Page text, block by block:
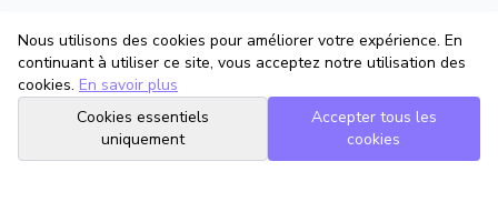
Nous utilisons des cookies pour améliorer votre expérience. En
continuant à utiliser ce site, vous acceptez notre utilisation des
cookies. En savoir plus
Cookies essentiels
uniquement
Accepter tous les
cookies